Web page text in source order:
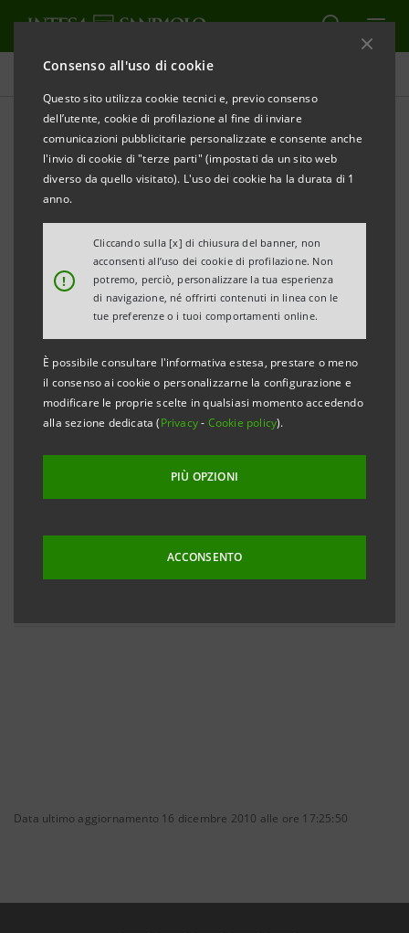
Consenso all'uso di cookie
Questo sito utilizza cookie tecnici e, previo consenso
dell’utente, cookie di profilazione al fine di inviare
comunicazioni pubblicitarie personalizzate e consente anche
l'invio di cookie di "terze parti" (impostati da un sito web
diverso da quello visitato). L'uso dei cookie ha la durata di 1
anno.
!
Cliccando sulla [x] di chiusura del banner, non
acconsenti all’uso dei cookie di profilazione. Non
potremo, perciò, personalizzare la tua esperienza
di navigazione, né offrirti contenuti in linea con le
tue preferenze o i tuoi comportamenti online.
È possibile consultare l'informativa estesa, prestare o meno
il consenso ai cookie o personalizzarne la configurazione e
modificare le proprie scelte in qualsiasi momento accedendo
alla sezione dedicata (Privacy- Cookie policy).
PIÙ OPZIONI
ACCONSENTO
Investor relations
Storico Sanpaolo IMI:
Emissioni obbligazionarie
istituzionali al 31.12.2006
STAMPA AGGIORNA
Euro Medium Long Term Note Programme
(25/11/2005)
Data ultimo aggiornamento 16 dicembre 2010 alle ore 17:25:50